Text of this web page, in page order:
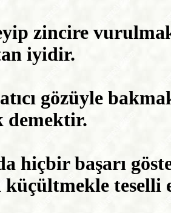
zincire
iyidir.
gözüyle
demektir.
hiçbir başarı
küçültmekle teselli